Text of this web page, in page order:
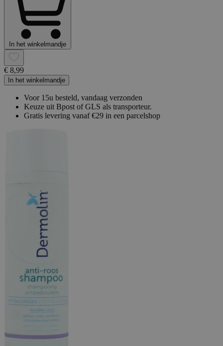
In het winkelmandje
€ 8,99
In het winkelmandje
Voor 15u besteld, vandaag verzonden
Keuze uit Bpost of GLS als transporteur.
Gratis levering vanaf €29 in een parcelshop